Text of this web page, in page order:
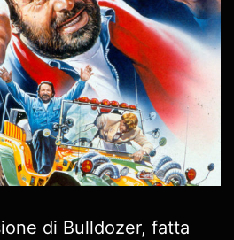
di Bulldozer, fatta